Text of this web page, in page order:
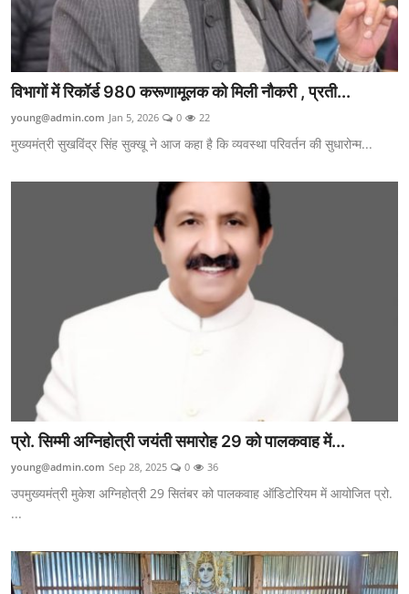
विभागों में रिकॉर्ड 980 करूणामूलक को मिली नौकरी , प्रती...
young@admin.com Jan 5, 2026 0 22
मुख्यमंत्री सुखविंद्र सिंह सुक्खू ने आज कहा है कि व्यवस्था परिवर्तन की सुधारोन्म...
प्रो. सिम्मी अग्निहोत्री जयंती समारोह 29 को पालकवाह में...
young@admin.com Sep 28, 2025 0 36
उपमुख्यमंत्री मुकेश अग्निहोत्री 29 सितंबर को पालकवाह ऑडिटोरियम में आयोजित प्रो.
...